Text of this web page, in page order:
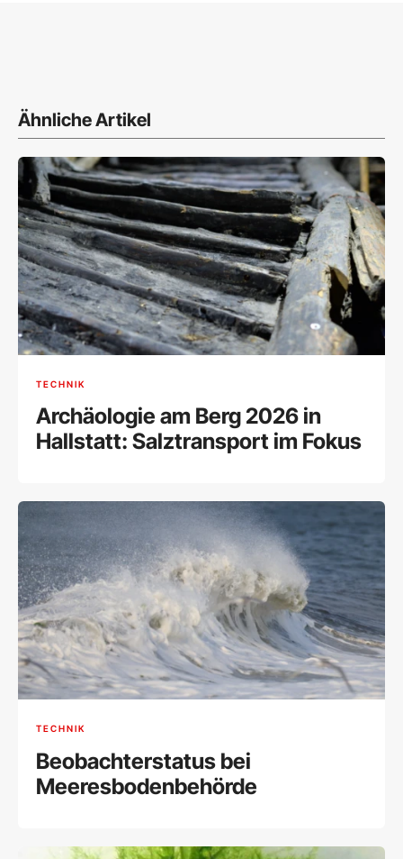
Ähnliche Artikel
TECHNIK
Archäologie am Berg 2026 in
Hallstatt: Salztransport im Fokus
TECHNIK
Beobachterstatus bei
Meeresbodenbehörde